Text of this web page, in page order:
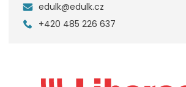
edulk@edulk.cz
+420 485 226 637